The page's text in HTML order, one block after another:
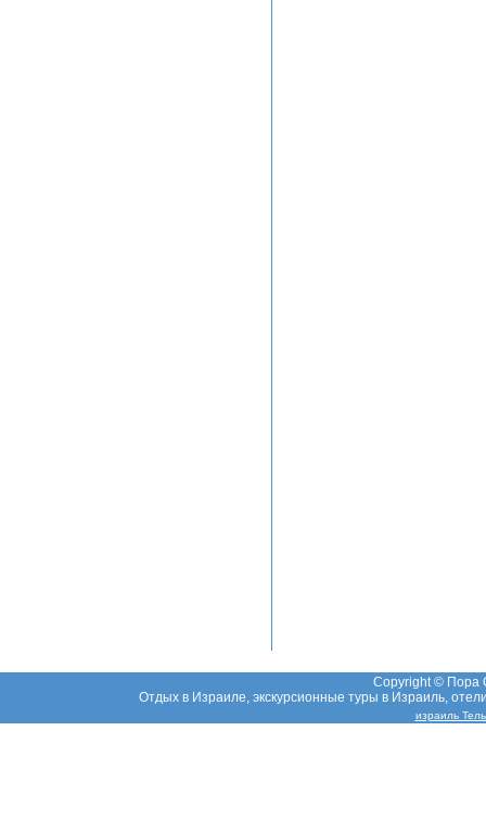
Copyright © Пора
Отдых в Израиле, экскурсионные туры в Израиль,
израиль